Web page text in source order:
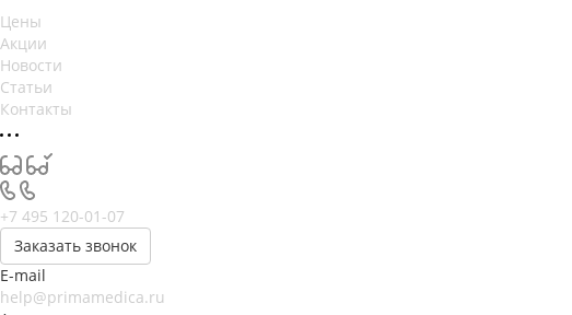
Цены
Акции
Новости
Статьи
Контакты
+7 495 120-01-07
Заказать звонок
E-mail
help@primamedica.ru